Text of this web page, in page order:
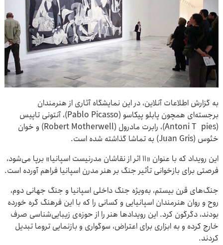
به گزارش اطلاعات آنلاین، در این نمایشگاه آثاری از هنرمندان
برجسته‌ای همچون پابلو پیکاسو (Pablo Picasso)، آنتونی تاپیس
(Antoni Tàpies)، رابرت مادرول (Robert Motherwell) و خوان
خئوس (Juan Gris) به تماشا گذاشته شده است.
این رویداد که با عنوان «۱۱ اثر از نقاشان مدرنیست اسپانیا» برپا می‌شود،
فرصتی برای بازخوانی تأثیر جنگ بر هنر مدرن اسپانیا فراهم آورده است.
جنگ‌های قرن بیستم، به‌ویژه جنگ داخلی اسپانیا و جنگ جهانی دوم،
روح و روان هنرمندان اسپانیایی و کسانی را که با این فرهنگ گره خورده
بودند، دگرگون کرد. این رویدادها هنر را از حوزه‌ی زیبایی‌شناسی صرف
خارج کرده و به ابزاری برای اعتراض، سوگواری و بازنمایی تروما تبدیل
کردند.